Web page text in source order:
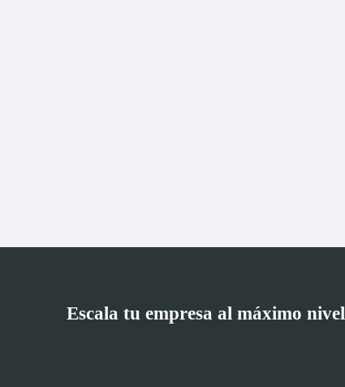
Escala tu empresa al máximo nivel